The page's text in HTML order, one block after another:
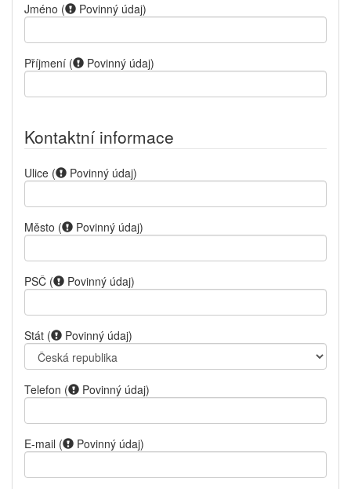
Jméno ( Povinný údaj)
Příjmení ( Povinný údaj)
Kontaktní informace
Ulice ( Povinný údaj)
Město ( Povinný údaj)
PSČ ( Povinný údaj)
Stát ( Povinný údaj)
Telefon ( Povinný údaj)
E-mail ( Povinný údaj)